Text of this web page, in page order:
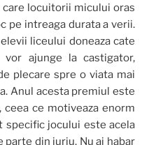
care locuitorii micului oras
pe intreaga durata a verii.
liceului doneaza cate
ajunge la castigator,
plecare spre o viata mai
Anul acesta premiul este
ce motiveaza enorm
specific jocului este acela
din juriu. Nu ai habar